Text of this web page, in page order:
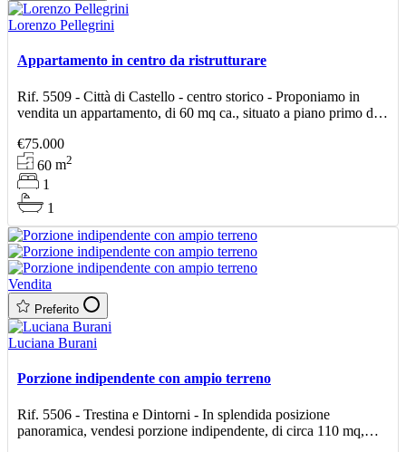
Lorenzo Pellegrini
Appartamento in centro da ristrutturare
Rif. 5509 - Città di Castello - centro storico - Proponiamo in
vendita un appartamento, di 60 mq ca., situato a piano primo di
€75.000
60m2
1
1
Vendita
Preferito
Luciana Burani
Porzione indipendente con ampio terreno
Rif. 5506 - Trestina e Dintorni - In splendida posizione
panoramica, vendesi porzione indipendente, di circa 110 mq,